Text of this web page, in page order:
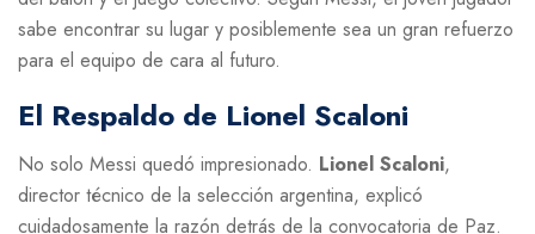
sabe encontrar su lugar y posiblemente sea un gran refuerzo
para el equipo de cara al futuro.
El Respaldo de Lionel Scaloni
No solo Messi quedó impresionado. Lionel Scaloni,
director técnico de la selección argentina, explicó
cuidadosamente la razón detrás de la convocatoria de Paz.